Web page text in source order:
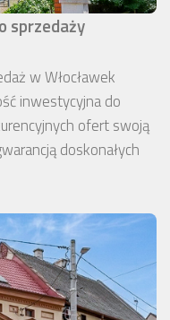
sprzedaży
w Włocławek
inwestycyjna do
ofert swoją
doskonałych